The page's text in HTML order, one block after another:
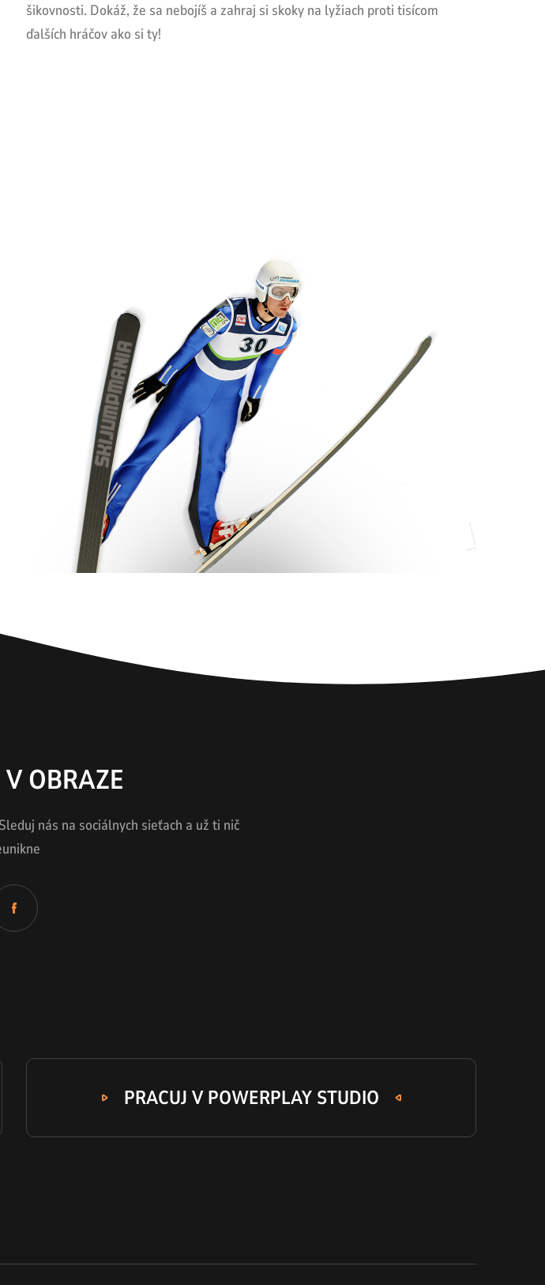
šikovnosti. Dokáž, že sa nebojíš a zahraj si skoky na lyžiach proti tisícom
ďalších hráčov ako si ty!
OBRAZE
nás na sociálnych sieťach a už ti nič
PRACUJ V POWERPLAY STUDIO